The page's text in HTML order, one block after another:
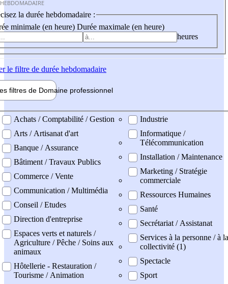
la durée hebdomadaire :
minimale (en heure) Durée maximale (en heure)
heures
le filtre de durée hebdomadaire
filtres de Domaine professionnel
professionel
Achats / Comptabilité / Gestion
Arts / Artisanat d'art
Banque / Assurance
Bâtiment / Travaux Publics
Commerce / Vente
Communication / Multimédia
Conseil / Etudes
Direction d'entreprise
Espaces verts et naturels /
Agriculture / Pêche / Soins aux
animaux
Hôtellerie - Restauration /
Tourisme / Animation
Industrie
Informatique /
Télécommunication
Installation / Maintenance
Marketing / Stratégie
commerciale
Ressources Humaines
Santé
Secrétariat / Assistanat
Services à la personne / à la
collectivité (1)
Spectacle
Sport